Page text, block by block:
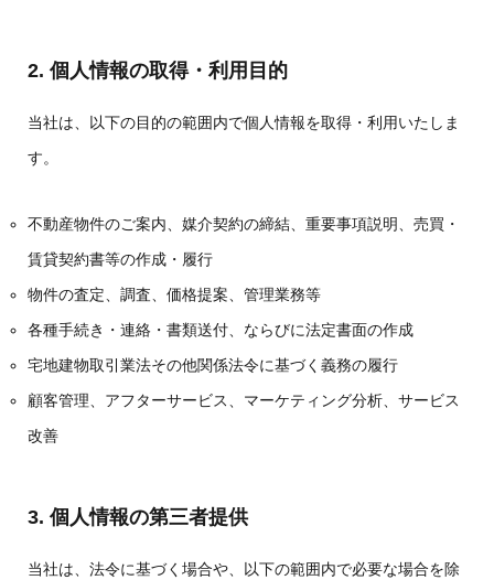
2. 個人情報の取得・利用目的
当社は、以下の目的の範囲内で個人情報を取得・利用いたしま
す。
不動産物件のご案内、媒介契約の締結、重要事項説明、売買・
賃貸契約書等の作成・履行
物件の査定、調査、価格提案、管理業務等
各種手続き・連絡・書類送付、ならびに法定書面の作成
宅地建物取引業法その他関係法令に基づく義務の履行
顧客管理、アフターサービス、マーケティング分析、サービス
改善
3. 個人情報の第三者提供
当社は、法令に基づく場合や、以下の範囲内で必要な場合を除